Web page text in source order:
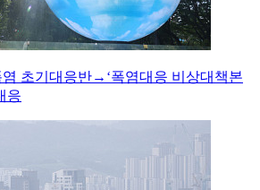
염 초기대응반→‘폭염대응 비상대책본
응